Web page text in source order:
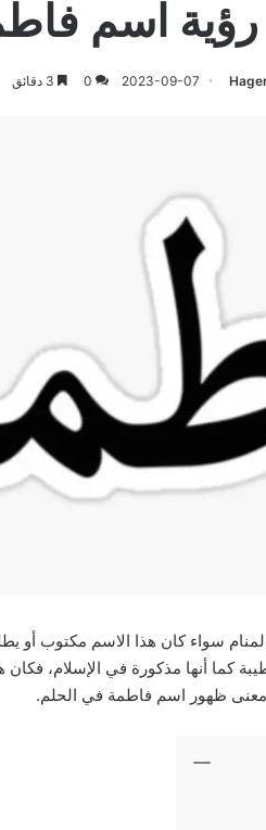
اسم
2023-09-07
0
سواء كان هذا الاسم مكتوب أو
كما أنها مذكورة في الإسلام،
ظهور اسم فاطمة في الحلم.